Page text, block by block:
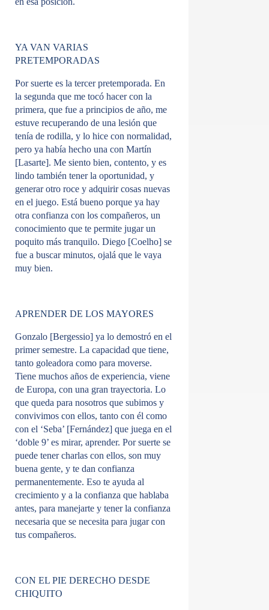
YA VAN VARIAS
PRETEMPORADAS
Por suerte es la tercer pretemporada. En
la segunda que me tocó hacer con la
primera, que fue a principios de año, me
estuve recuperando de una lesión que
tenía de rodilla, y lo hice con normalidad,
pero ya había hecho una con Martín
[Lasarte]. Me siento bien, contento, y es
lindo también tener la oportunidad, y
generar otro roce y adquirir cosas nuevas
en el juego. Está bueno porque ya hay
otra confianza con los compañeros, un
conocimiento que te permite jugar un
poquito más tranquilo. Diego [Coelho] se
fue a buscar minutos, ojalá que le vaya
muy bien.
APRENDER DE LOS MAYORES
Gonzalo [Bergessio] ya lo demostró en el
primer semestre. La capacidad que tiene,
tanto goleadora como para moverse.
Tiene muchos años de experiencia, viene
de Europa, con una gran trayectoria. Lo
que queda para nosotros que subimos y
convivimos con ellos, tanto con él como
con el ‘Seba’ [Fernández] que juega en el
‘doble 9’ es mirar, aprender. Por suerte se
puede tener charlas con ellos, son muy
buena gente, y te dan confianza
permanentemente. Eso te ayuda al
crecimiento y a la confianza que hablaba
antes, para manejarte y tener la confianza
necesaria que se necesita para jugar con
tus compañeros.
CON EL PIE DERECHO DESDE
CHIQUITO